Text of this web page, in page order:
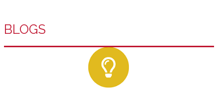
BLOGS